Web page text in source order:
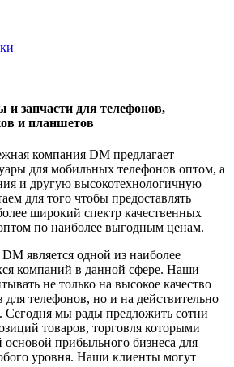
запчасти для телефонов,
и планшетов
компания DM предлагает
для мобильных телефонов оптом, а
и другую высокотехнологичную
для того чтобы предоставлять
широкий спектр качественных
по наиболее выгодным ценам.
является одной из наиболее
компаний в данной сфере. Наши
не только на высокое качество
для телефонов, но и на действительно
Сегодня мы рады предложить сотни
товаров, торговля которыми
прибыльного бизнеса для
уровня. Наши клиенты могут